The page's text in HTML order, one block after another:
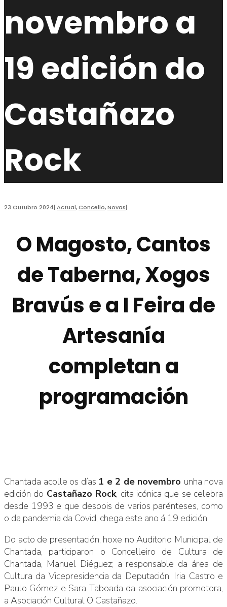
novembro a
19 edición do
Castañazo
Rock
23 Outubro 2024| Actual,Concello,Novas|
O Magosto, Cantos
de Taberna, Xogos
Bravús e a I Feira de
Artesanía
completan a
programación
Chantada acolle os días 1 e 2 de novembro unha nova
edición do Castañazo Rock, cita icónica que se celebra
desde 1993 e que despois de varios parénteses, como
o da pandemia da Covid, chega este ano á 19 edición.
Do acto de presentación, hoxe no Auditorio Municipal de
Chantada, participaron o Concelleiro de Cultura de
Chantada, Manuel Diéguez; a responsable da área de
Cultura da Vicepresidencia da Deputación, Iria Castro e
Paulo Gómez e Sara Taboada da asociación promotora,
a Asociación Cultural O Castañazo.